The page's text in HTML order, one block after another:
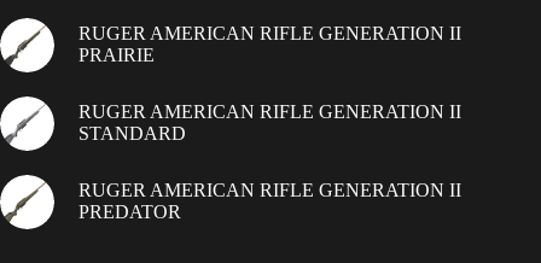
RUGER AMERICAN RIFLE GENERATION II
PRAIRIE
RUGER AMERICAN RIFLE GENERATION II
STANDARD
RUGER AMERICAN RIFLE GENERATION II
PREDATOR